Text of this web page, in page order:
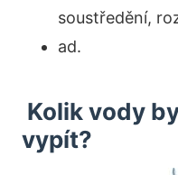
soustředění,
ad.
Kolik vody
vypít?